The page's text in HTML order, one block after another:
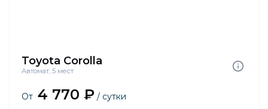
Toyota Corolla
Автомат, 5 мест
От 4 770 ₽ / сутки